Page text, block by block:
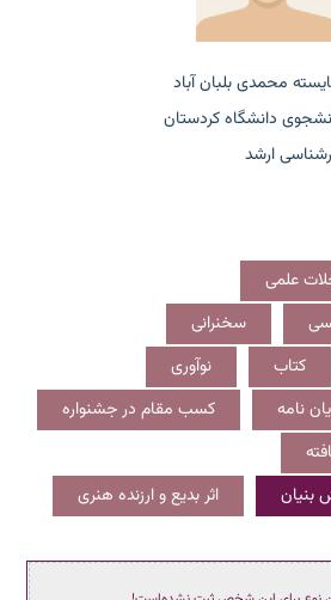
محمدی بلبان آباد
دانشگاه کردستان
ارشد
علمی
سخنرانی
کتاب
نوآوری
نامه
کسب مقام در جشنواره
بنیان
اثر بدیع و ارزنده هنری